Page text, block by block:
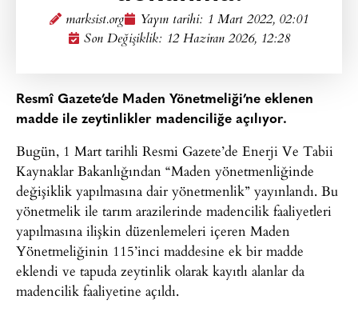
marksist.org Yayın tarihi: 1 Mart 2022, 02:01
Son Değişiklik: 12 Haziran 2026, 12:28
Resmî Gazete’de Maden Yönetmeliği’ne eklenen
madde ile zeytinlikler madenciliğe açılıyor.
Bugün, 1 Mart tarihli Resmi Gazete’de Enerji Ve Tabii
Kaynaklar Bakanlığından “Maden yönetmenliğinde
değişiklik yapılmasına dair yönetmenlik” yayınlandı. Bu
yönetmelik ile tarım arazilerinde madencilik faaliyetleri
yapılmasına ilişkin düzenlemeleri içeren Maden
Yönetmeliğinin 115’inci maddesine ek bir madde
eklendi ve tapuda zeytinlik olarak kayıtlı alanlar da
madencilik faaliyetine açıldı.